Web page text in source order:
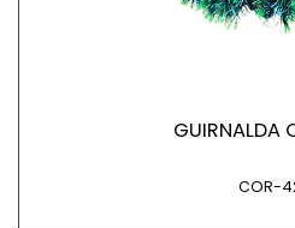
GUIRNALDA
COR-